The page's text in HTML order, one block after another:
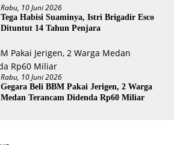
Rabu, 10 Juni 2026
Tega Habisi Suaminya, Istri Brigadir Esco
Dituntut 14 Tahun Penjara
Rabu, 10 Juni 2026
Gegara Beli BBM Pakai Jerigen, 2 Warga
Medan Terancam Didenda Rp60 Miliar